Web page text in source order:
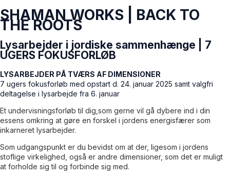
SHAMAN WORKS | BACK TO
THE ROOTS
Lysarbejder i jordiske sammenhænge | 7
UGERS FOKUSFORLØB
LYSARBEJDER PÅ TVÆRS AF DIMENSIONER
7 ugers fokusforløb med opstart d. 24. januar 2025 samt valgfri
deltagelse i lysarbejde fra 6. januar
Et undervisningsforløb til dig,som gerne vil gå dybere ind i din
essens omkring at gøre en forskel i jordens energisfærer som
inkarneret lysarbejder.
Som udgangspunkt er du bevidst om at der, ligesom i jordens
stoflige virkelighed, også er andre dimensioner, som det er muligt
at forholde sig til og forbinde sig med.